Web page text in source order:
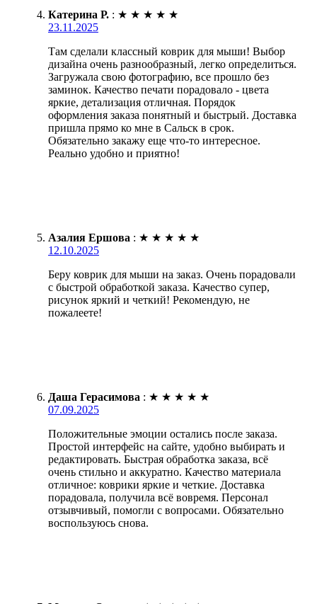
Катерина Р. : ★ ★ ★ ★ ★
23.11.2025
Там сделали классный коврик для мыши! Выбор
дизайна очень разнообразный, легко определиться.
Загружала свою фотографию, все прошло без
заминок. Качество печати порадовало - цвета
яркие, детализация отличная. Порядок
оформления заказа понятный и быстрый. Доставка
пришла прямо ко мне в Сальск в срок.
Обязательно закажу еще что-то интересное.
Реально удобно и приятно!
Азалия Ершова : ★ ★ ★ ★ ★
12.10.2025
Беру коврик для мыши на заказ. Очень порадовали
с быстрой обработкой заказа. Качество супер,
рисунок яркий и четкий! Рекомендую, не
пожалеете!
Даша Герасимова : ★ ★ ★ ★ ★
07.09.2025
Положительные эмоции остались после заказа.
Простой интерфейс на сайте, удобно выбирать и
редактировать. Быстрая обработка заказа, всё
очень стильно и аккуратно. Качество материала
отличное: коврики яркие и четкие. Доставка
порадовала, получила всё вовремя. Персонал
отзывчивый, помогли с вопросами. Обязательно
воспользуюсь снова.